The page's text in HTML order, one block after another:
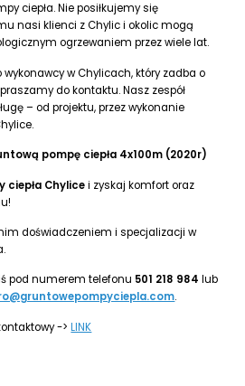
ciepła. Nie posiłkujemy się
nasi klienci z Chylic i okolic mogą
ogrzewaniem przez wiele lat.
w Chylicach, który zadba o
do kontaktu. Nasz zespół
– od projektu, przez wykonanie
pompę ciepła 4x100m (2020r)
ciepła Chylicei zyskaj komfort oraz
doświadczeniem i specjalizacji w
pod numerem telefonu 501 218 984 lub
.
->LINK